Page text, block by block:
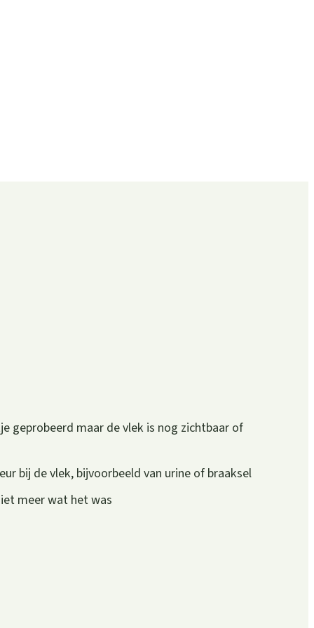
geprobeerd maar de vlek is nog zichtbaar of
bij de vlek, bijvoorbeeld van urine of braaksel
meer wat het was